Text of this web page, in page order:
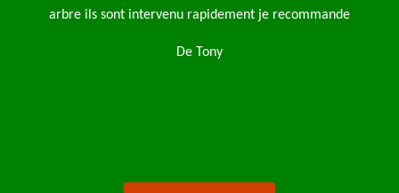
pelouse et l’abattage d’une avec l’enlèvement des